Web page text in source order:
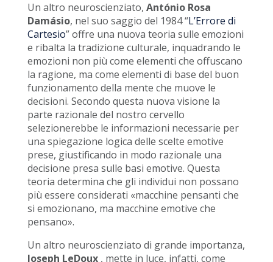
Un altro neuroscienziato, António Rosa
Damásio, nel suo saggio del 1984 “L’Errore di
Cartesio” offre una nuova teoria sulle emozioni
e ribalta la tradizione culturale, inquadrando le
emozioni non più come elementi che offuscano
la ragione, ma come elementi di base del buon
funzionamento della mente che muove le
decisioni. Secondo questa nuova visione la
parte razionale del nostro cervello
selezionerebbe le informazioni necessarie per
una spiegazione logica delle scelte emotive
prese, giustificando in modo razionale una
decisione presa sulle basi emotive. Questa
teoria determina che gli individui non possano
più essere considerati «macchine pensanti che
si emozionano, ma macchine emotive che
pensano».
Un altro neuroscienziato di grande importanza,
Joseph LeDoux, mette in luce, infatti, come